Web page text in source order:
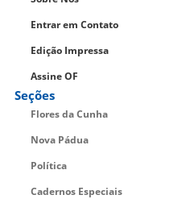
Entrar em Contato
Edição Impressa
Assine OF
Seções
Flores da Cunha
Nova Pádua
Política
Cadernos Especiais